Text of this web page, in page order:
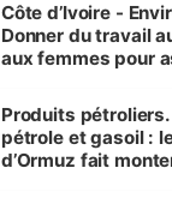
Côte d’Ivoire -
Donner du travail
aux femmes pour
menacées
Produits
pétrole et gasoil :
d’Ormuz fait